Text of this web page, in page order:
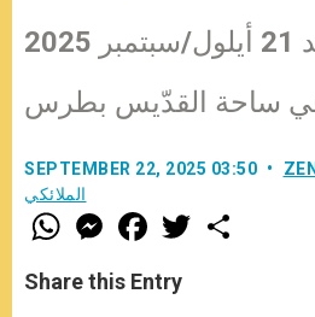
ساحة القدّيس بطرس
SEPTEMBER 22, 2025 03:50
الملائكي
W
h
t
s
M
e
s
e
F
a
e
b
w
Share this Entry